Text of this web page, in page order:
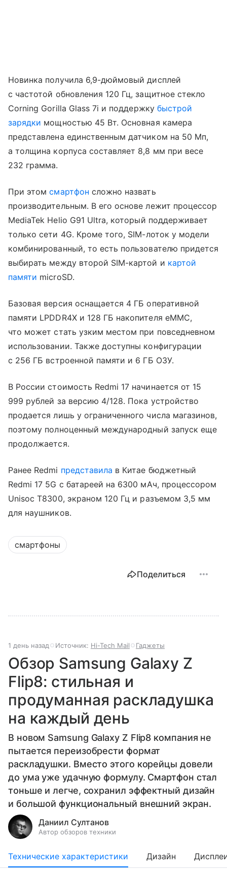
Новинка получила 6,9-дюймовый дисплей
с частотой обновления 120 Гц, защитное стекло
Corning Gorilla Glass 7i и поддержку быстрой
зарядки мощностью 45 Вт. Основная камера
представлена единственным датчиком на 50 Мп,
а толщина корпуса составляет 8,8 мм при весе
232 грамма.
При этомсмартфон сложно назвать
производительным. В его основе лежит процессор
MediaTek Helio G91 Ultra, который поддерживает
только сети 4G. Кроме того, SIM-лоток у модели
комбинированный, то есть пользователю придется
выбирать между второй SIM-картой и картой
памяти microSD.
Базовая версия оснащается 4 ГБ оперативной
памяти LPDDR4X и 128 ГБ накопителя eMMC,
что может стать узким местом при повседневном
использовании. Также доступны конфигурации
с 256 ГБ встроенной памяти и 6 ГБ ОЗУ.
В России стоимость Redmi 17 начинается от 15
999 рублей за версию 4/128. Пока устройство
продается лишь у ограниченного числа магазинов,
поэтому полноценный международный запуск еще
продолжается.
Ранее Redmi представила в Китае бюджетный
Redmi 17 5G с батареей на 6300 мАч, процессором
Unisoc T8300, экраном 120 Гц и разъемом 3,5 мм
для наушников.
смартфоны
Поделиться
1 день назад Источник: Hi-Tech Mail Гаджеты
Обзор Samsung Galaxy Z
Flip8: стильная и
продуманная раскладушка
на каждый день
В новом Samsung Galaxy Z Flip8 компания не
пытается переизобрести формат
раскладушки. Вместо этого корейцы довели
до ума уже удачную формулу. Смартфон стал
тоньше и легче, сохранил эффектный дизайн
и большой функциональный внешний экран.
Даниил Султанов
Автор обзоров техники
Технические характеристики Дизайн